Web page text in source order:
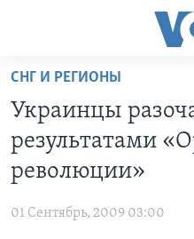
Перейти
основной
контент
Перейти
основной
навигации
ПРОГРАММЫ
ИТОГИ
ПРОЕКТЫ
НАША АМЕРИКАНСКАЯ
ИНТЕРВЬЮ
СНГ И РЕГИОНЫ
Украинцы
результатами
революции»
01 Сентябрь, 2009 03:00